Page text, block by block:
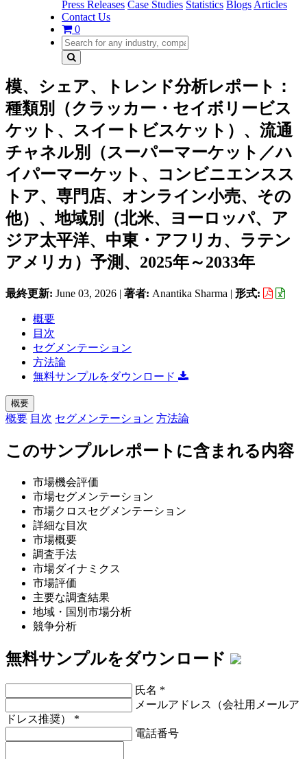
Press Releases Case Studies Statistics Blogs Articles
Contact Us
0
模、シェア、トレンド分析レポート：
種類別（クラッカー・セイボリービス
ケット、スイートビスケット）、流通
チャネル別（スーパーマーケット／ハ
イパーマーケット、コンビニエンスス
トア、専門店、オンライン小売、その
他）、地域別（北米、ヨーロッパ、ア
ジア太平洋、中東・アフリカ、ラテン
アメリカ）予測、2025年～2033年
最終更新: June 03, 2026 | 著者: Anantika Sharma | 形式:
概要
目次
セグメンテーション
方法論
無料サンプルをダウンロード
概要
概要 目次 セグメンテーション 方法論
このサンプルレポートに含まれる内容
市場機会評価
市場セグメンテーション
市場クロスセグメンテーション
詳細な目次
市場概要
調査手法
市場ダイナミクス
市場評価
主要な調査結果
地域・国別市場分析
競争分析
無料サンプルをダウンロード
氏名 *
メールアドレス（会社用メールア
ドレス推奨） *
電話番号